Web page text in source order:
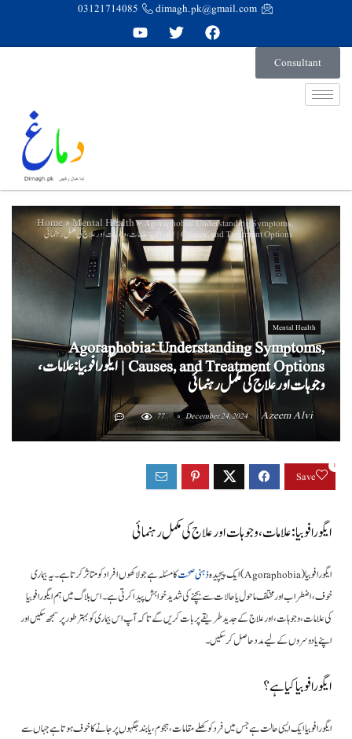
dimagh.pk@gmail.com
03121714085
Consultant
Home»Mental Health»Agoraphobia: Understanding Symptoms,
Causes, and Treatment Options | ایگورافوبیا: علامات، وجوہات اور علاج کی مکمل رہنمائی
Mental Health
Agoraphobia: Understanding Symptoms,
Causes, and Treatment Options | ایگورافوبیا: علامات،
وجوہات اور علاج کی مکمل رہنمائی
Azeem Alvi
December 24, 2024
77
Save
1
ایگورافوبیا: علامات، وجوہات اور علاج کی مکمل رہنمائی
ایگورافوبیا (Agoraphobia) ایک پیچیدہ ذہنی صحتکا مسئلہ ہے جو لاکھوں افراد کو متاثر کرتا ہے۔ یہ بیماری
خوف، اضطراب اور مختلف ماحول یا حالات سے بچنے کی شدید خواہش پیدا کرتی ہے۔ اس بلاگ میں ہم ایگورافوبیا
کی علامات، وجوہات، اور علاج کے جدید طریقے پر بات کریں گے تاکہ آپ اس بیماری کو بہتر طور پر سمجھ سکیں اور
اپنے یا دوسروں کے لیے مدد حاصل کر سکیں۔
ایگورافوبیا کیا ہے؟
ایگورافوبیا ایک ایسی حالت ہے جس میں فرد کو کھلے مقامات، ہجوم، یا بند جگہوں پر جانے کا خوف ہوتا ہے جہاں سے